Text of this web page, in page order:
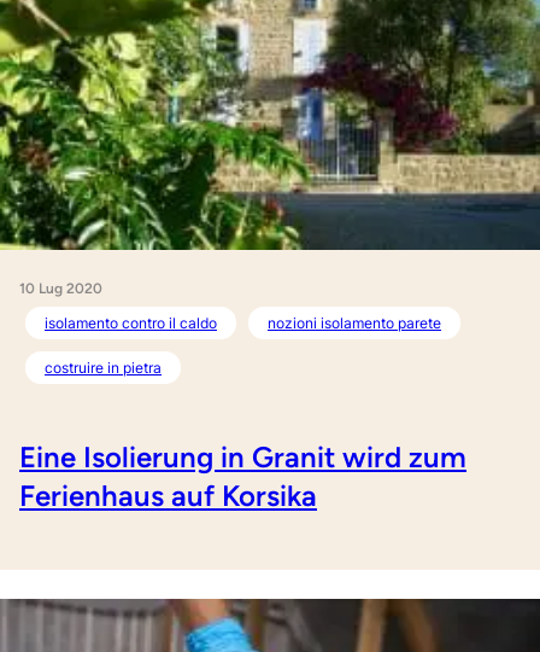
10 Lug 2020
isolamento contro il caldo nozioni isolamento parete
costruire in pietra
Eine Isolierung in Granit wird zum
Ferienhaus auf Korsika